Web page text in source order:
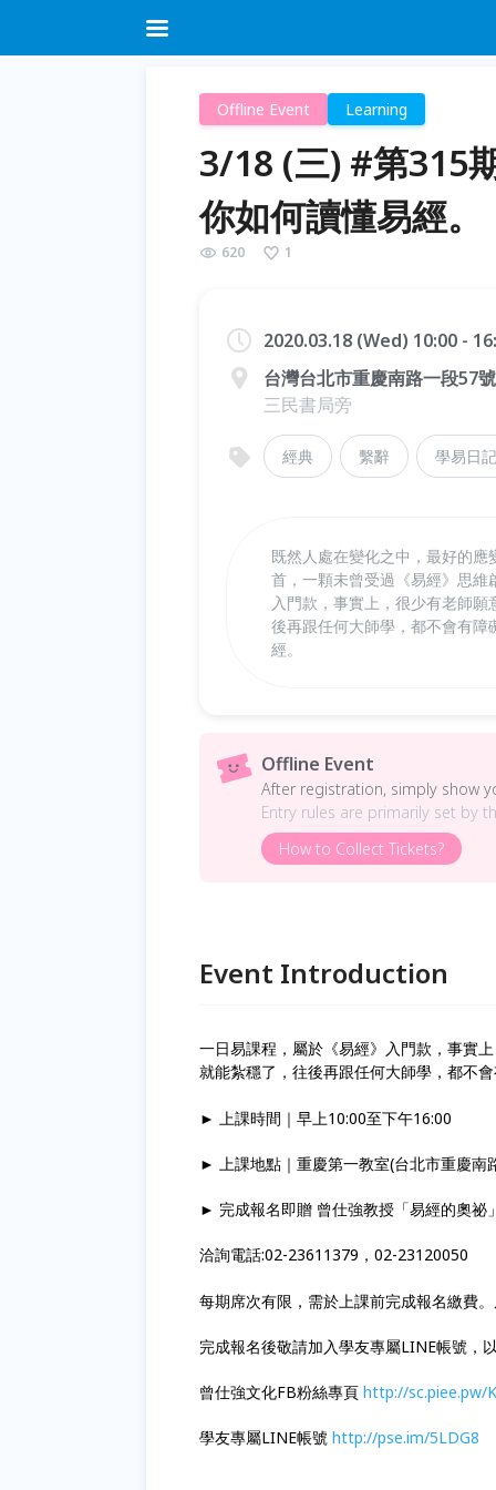
Offline Event Learning
3/18 (三) #第315
你如何讀懂易經。
620 1
2020.03.18 (Wed) 10:00 -
台灣台北市重慶南路一段57
三民書局旁
經典 繫辭 學易日記
既然人處在變化之中，最好的
首，一顆未曾受過《易經》思
入門款，事實上，很少有老師
後再跟任何大師學，都不會有
經。
Offline Event
After registration, simply show
Entry rules are primarily set by
How to Collect Tickets?
Event Introduction
一日易課程，屬於《易經》入門款，事實
就能紮穩了，往後再跟任何大師學，都不
► 上課時間｜早上10:00至下午16:00
► 上課地點｜重慶第一教室(台北市重慶南
► 完成報名即贈 曾仕強教授「易經的奧祕
洽詢電話:02-23611379，02-23120050
每期席次有限，需於上課前完成報名繳費
完成報名後敬請加入學友專屬LINE帳號，
曾仕強文化FB粉絲專頁 http://sc.piee.pw/
學友專屬LINE帳號 http://pse.im/5LDG8